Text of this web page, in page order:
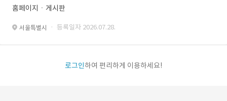
홈페이지ㆍ게시판
서울특별시 · 등록일자 2026.07.28.
로그인하여 편리하게 이용하세요!